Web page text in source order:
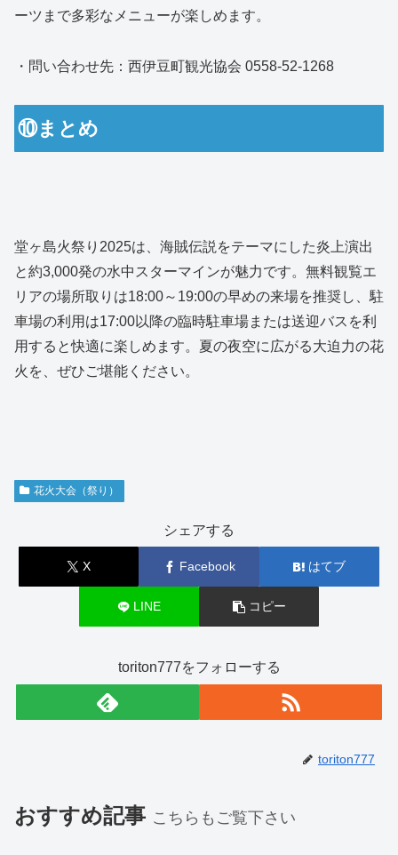
ーツまで多彩なメニューが楽しめます。
・問い合わせ先：西伊豆町観光協会 0558-52-1268
⑩まとめ
堂ヶ島火祭り2025は、海賊伝説をテーマにした炎上演出
と約3,000発の水中スターマインが魅力です。無料観覧エ
リアの場所取りは18:00～19:00の早めの来場を推奨し、駐
車場の利用は17:00以降の臨時駐車場または送迎バスを利
用すると快適に楽しめます。夏の夜空に広がる大迫力の花
火を、ぜひご堪能ください。
花火大会（祭り）
シェアする
X Facebook はてブ
LINE コピー
toriton777をフォローする
toriton777
おすすめ記事 こちらもご覧下さい